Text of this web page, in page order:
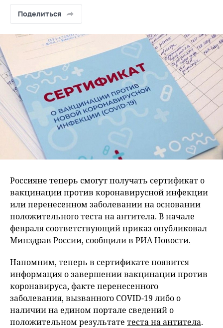
Поделиться
Россияне теперь смогут получать сертификат о
вакцинации против коронавирусной инфекции
или перенесенном заболевании на основании
положительного теста на антитела. В начале
февраля соответствующий приказ опубликовал
Минздрав России, сообщили в РИА Новости.
Напомним, теперь в сертификате появится
информация о завершении вакцинации против
коронавируса, факте перенесенного
заболевания, вызванного COVID-19 либо о
наличии на едином портале сведений о
положительном результате теста на антитела.